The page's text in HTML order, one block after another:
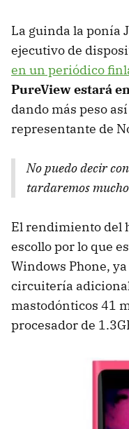
La guinda la ponía
ejecutivo de
en un periódico
PureView estará
dando más peso
representante de
No puedo decir
tardaremos mucho
El rendimiento del
escollo por lo que
Windows Phone,
circuitería
mastodónticos 41
procesador de